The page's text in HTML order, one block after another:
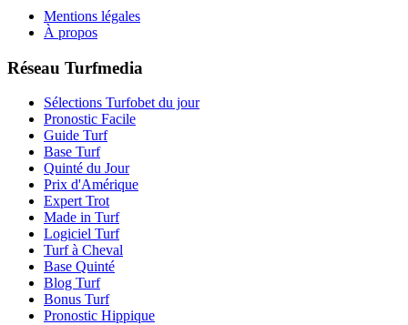
Mentions légales
À propos
Réseau Turfmedia
Sélections Turfobet du jour
Pronostic Facile
Guide Turf
Base Turf
Quinté du Jour
Prix d'Amérique
Expert Trot
Made in Turf
Logiciel Turf
Turf à Cheval
Base Quinté
Blog Turf
Bonus Turf
Pronostic Hippique